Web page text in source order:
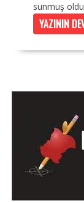
sunmuş
YAZININ